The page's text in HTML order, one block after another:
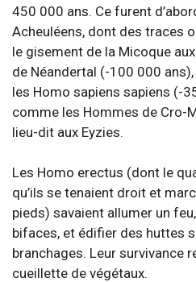
450 000 ans. Ce furent
Acheuléens, dont des traces
le gisement de la Micoque
de Néandertal (-100 000
les Homo sapiens sapiens (-
comme les Hommes de Cro-
lieu-dit aux Eyzies.
Les Homo erectus (dont le
qu’ils se tenaient droit et
pieds) savaient allumer un
bifaces, et édifier des huttes
branchages. Leur survivance
cueillette de végétaux.